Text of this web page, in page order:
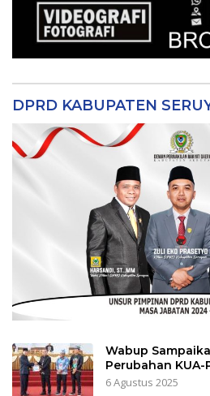
DPRD KABUPATEN
Wabup
Perubahan KUA-
6 Agustus 2025